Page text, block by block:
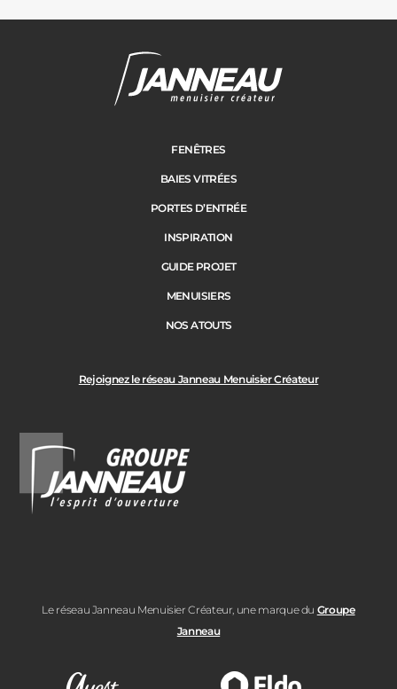
Rejoignez le réseau Janneau Menuisier Créateur
Le réseau Janneau Menuisier Créateur, une marque du Groupe
Janneau
FENÊTRES
BAIES VITRÉES
PORTES D’ENTRÉE
INSPIRATION
GUIDE PROJET
MENUISIERS
NOS ATOUTS